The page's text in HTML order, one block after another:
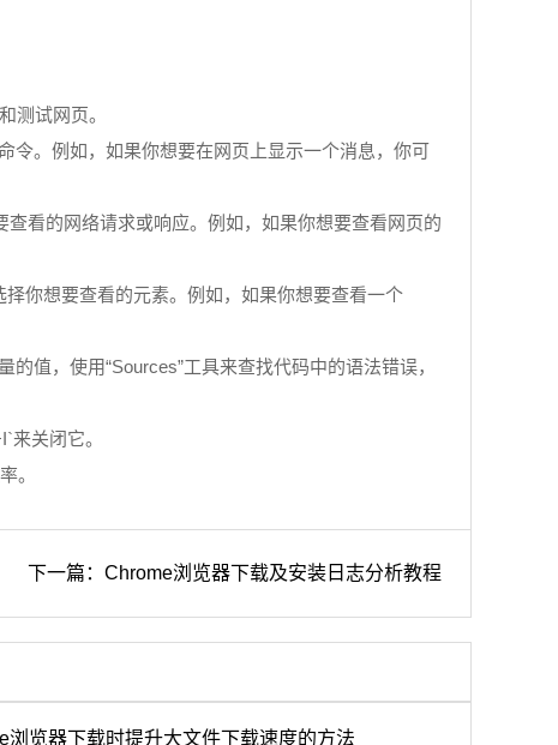
测试网页。
令。例如，如果你想要在网页上显示一个消息，你可
查看的网络请求或响应。例如，如果你想要查看网页的
你想要查看的元素。例如，如果你想要查看一个
值，使用“Sources”工具来查找代码中的语法错误，
关闭它。
。
下一篇：Chrome浏览器下载及安装日志分析教程
浏览器下载时提升大文件下载速度的方法